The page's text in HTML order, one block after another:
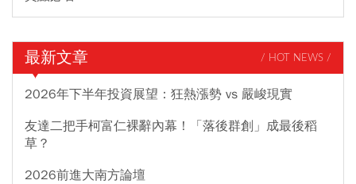
最新文章 / HOT NEWS /
2026年下半年投資展望：狂熱漲勢 vs 嚴峻現實
友達二把手柯富仁裸辭內幕！「落後群創」成最後稻
草？
2026前進大南方論壇